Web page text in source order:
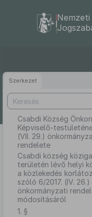
tartalomra
Nemzeti
Szerkezet
Csabdi Község
Képviselő-
(VII. 29.)
rendelete
Csabdi község
területén lévő helyi
a közlekedés
szóló 6/2017. (IV. 26.)
önkormányzati
módosításáról
1. §